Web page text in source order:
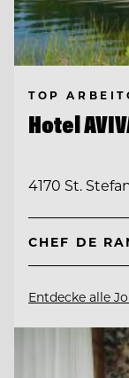
TOP
Hotel
4170 St.
Entdecke alle